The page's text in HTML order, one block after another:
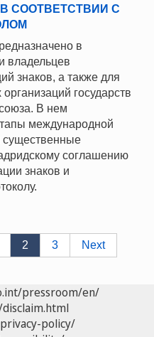
СООТВЕТСТВИИ С
в
владельцев
знаков, а также для
государств
В нем
международной
существенные
соглашению
знаков и
2 3 Next
pressroom/en/
policy/